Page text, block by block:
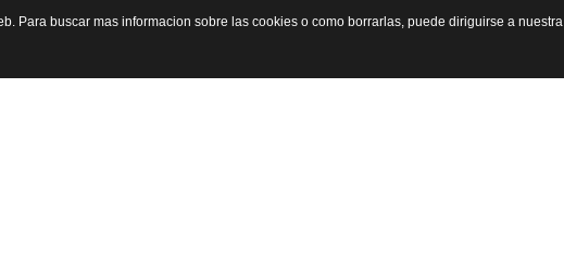
Para buscar mas informacion sobre las cookies o como borrarlas, puede diriguirse a nuestra